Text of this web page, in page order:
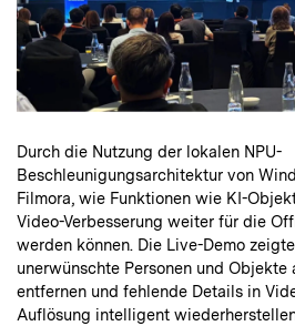
Durch die Nutzung der lokalen NPU-
Beschleunigungsarchitektur von
Filmora, wie Funktionen wie KI-
Video-Verbesserung weiter für die
werden können. Die Live-Demo
unerwünschte Personen und Objekte
entfernen und fehlende Details in
Auflösung intelligent